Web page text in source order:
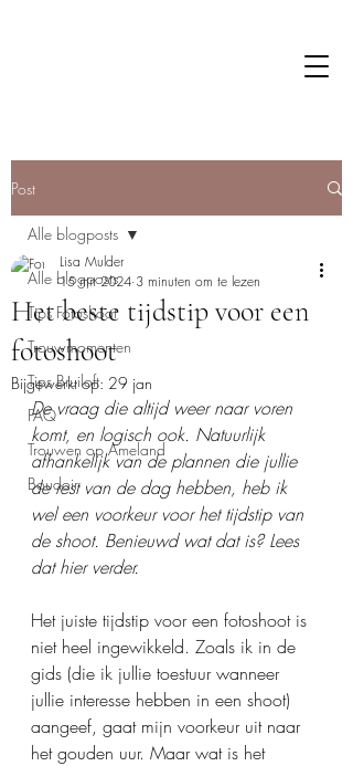
Post
Alle blogposts
Tips Fotoshoot
Trouwmomenten
Tips Bruiloft
FAQ
Trouwen op Ameland
Boudoir
Alle blogposts
Het beste tijdstip voor een
fotoshoot
Lisa Mulder
15 mrt 2024 3 minuten om te lezen
Bijgewerkt op: 29 jan
De vraag die altijd weer naar voren
komt, en logisch ook. Natuurlijk
afhankelijk van de plannen die jullie
de rest van de dag hebben, heb ik
wel een voorkeur voor het tijdstip van
de shoot. Benieuwd wat dat is? Lees
dat hier verder.
Het juiste tijdstip voor een fotoshoot is
niet heel ingewikkeld. Zoals ik in de
gids (die ik jullie toestuur wanneer
jullie interesse hebben in een shoot)
aangeef, gaat mijn voorkeur uit naar
het gouden uur. Maar wat is het